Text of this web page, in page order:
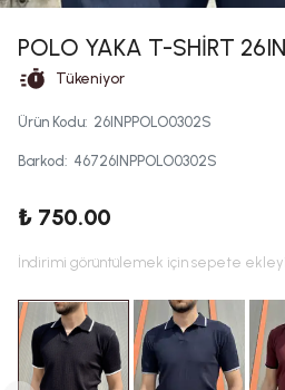
POLO YAKA T-SHİRT
Tükeniyor
Ürün Kodu: 26INPPOLO0302S
Barkod: 46726INPPOLO0302S
₺ 750.00
İndirimi görüntülemek için sepete